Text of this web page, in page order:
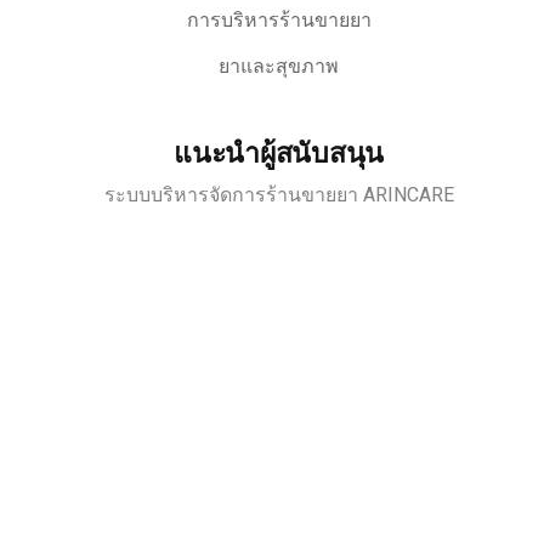
การบริหารร้านขายยา
ยาและสุขภาพ
แนะนำผู้สนับสนุน
ระบบบริหารจัดการร้านขายยา ARINCARE